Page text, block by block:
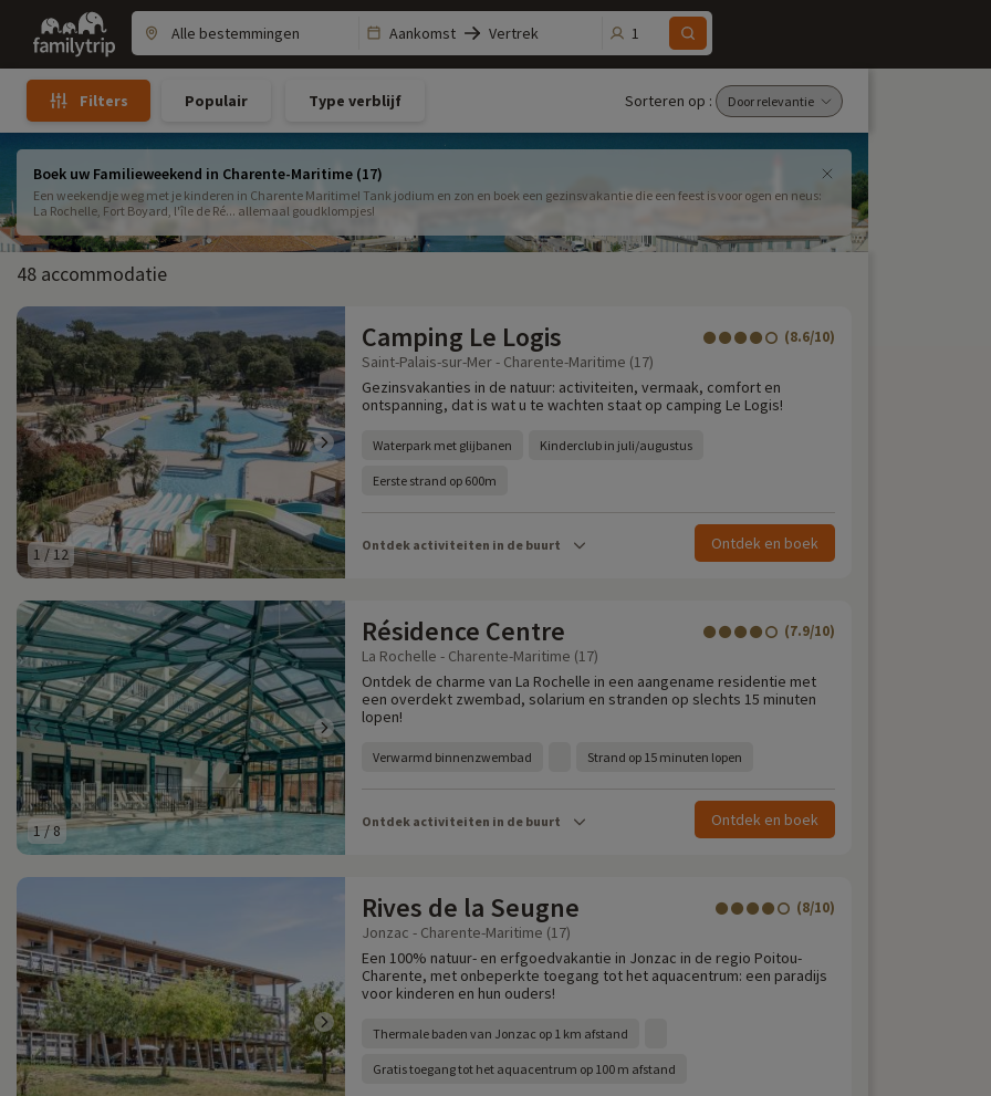
Family
trip
Aankomst Vertrek 1
Filters Populair Type verblijf Sorteren op :
Boek uw Familieweekend in Charente-Maritime (17)
Een weekendje weg met je kinderen in Charente Maritime! Tank jodium en zon en boek een gezinsvakantie die een feest is voor ogen en neus:
La Rochelle, Fort Boyard, l'île de Ré... allemaal goudklompjes!
48 accommodatie
1 /12
Camping Le Logis (8.6/10)
Saint-Palais-sur-Mer - Charente-Maritime (17)
Gezinsvakanties in de natuur: activiteiten, vermaak, comfort en
ontspanning, dat is wat u te wachten staat op camping Le Logis!
Waterpark met glijbanen Kinderclub in juli/augustus
Eerste strand op 600m
Ontdek activiteiten in de buurt Ontdek en boek
1 /8
Résidence Centre (7.9/10)
La Rochelle - Charente-Maritime (17)
Ontdek de charme van La Rochelle in een aangename residentie met
een overdekt zwembad, solarium en stranden op slechts 15 minuten
lopen!
Verwarmd binnenzwembad Strand op 15 minuten lopen
Ontdek activiteiten in de buurt Ontdek en boek
Rives de la Seugne (8/10)
Jonzac - Charente-Maritime (17)
Een 100% natuur- en erfgoedvakantie in Jonzac in de regio Poitou-
Charente, met onbeperkte toegang tot het aquacentrum: een paradijs
voor kinderen en hun ouders!
Thermale baden van Jonzac op 1 km afstand
Gratis toegang tot het aquacentrum op 100 m afstand